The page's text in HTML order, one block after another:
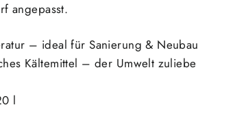
angepasst.
– ideal für Sanierung & Neubau
Kältemittel – der Umwelt zuliebe
l